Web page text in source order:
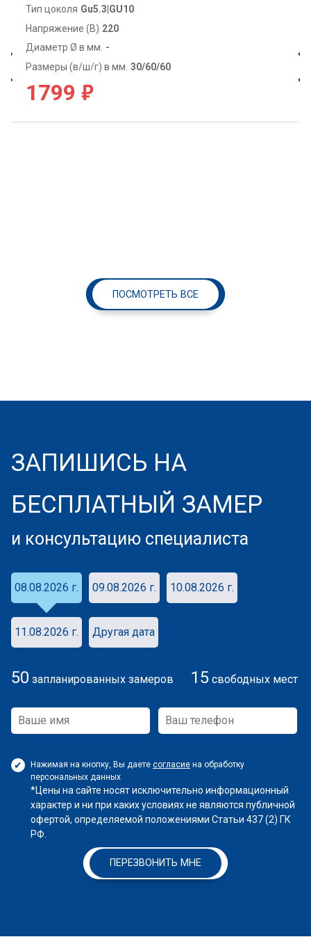
Тип цоколя Gu5.3|GU10
Напряжение (В) 220
Диаметр Ø в мм. -
Размеры (в/ш/г) в мм. 30/60/60
1799 ₽
ПОСМОТРЕТЬ ВСЕ
ЗАПИШИСЬ НА
БЕСПЛАТНЫЙ ЗАМЕР
и консультацию специалиста
08.08.2026 г. 09.08.2026 г. 10.08.2026 г.
11.08.2026 г. Другая дата
50 запланированных замеров 15 свободных мест
Нажимая на кнопку, Вы даете согласие на обработку
персональных данных
*Цены на сайте носят исключительно информационный
характер и ни при каких условиях не являются публичной
офертой, определяемой положениями Статьи 437 (2) ГК
РФ.
ПЕРЕЗВОНИТЬ МНЕ